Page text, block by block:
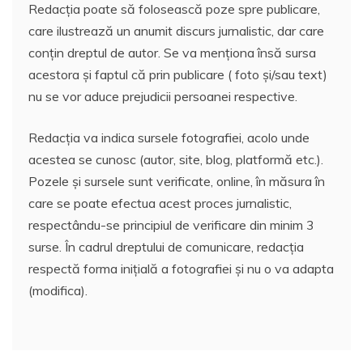
Redacția poate să folosească poze spre publicare,
care ilustrează un anumit discurs jurnalistic, dar care
conțin dreptul de autor. Se va menționa însă sursa
acestora și faptul că prin publicare ( foto și/sau text)
nu se vor aduce prejudicii persoanei respective.
Redacția va indica sursele fotografiei, acolo unde
acestea se cunosc (autor, site, blog, platformă etc.).
Pozele și sursele sunt verificate, online, în măsura în
care se poate efectua acest proces jurnalistic,
respectându-se principiul de verificare din minim 3
surse. În cadrul dreptului de comunicare, redacția
respectă forma inițială a fotografiei și nu o va adapta
(modifica).